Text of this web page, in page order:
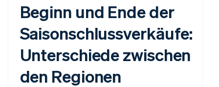
Beginn und Ende der
Saisonschlussverkäufe:
Unterschiede zwischen
den Regionen